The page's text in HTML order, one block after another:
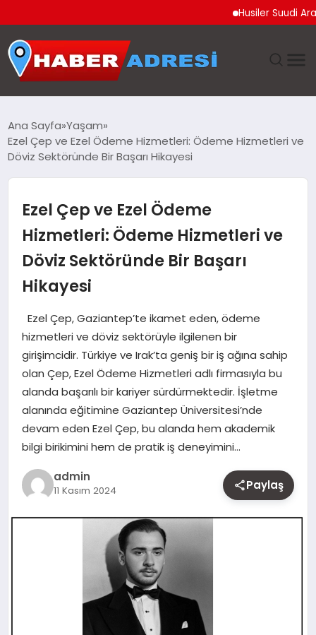
Husiler Suudi
GÜNDEM
EKONOMI
TEKNOLOJI
MAGAZIN
YAŞAM
OTOMOBIL
Ana Sayfa Yaşam
Ezel Çep ve Ezel Ödeme Hizmetleri: Ödeme Hizmetleri ve
Döviz Sektöründe Bir Başarı Hikayesi
Ezel Çep ve Ezel Ödeme
Hizmetleri: Ödeme Hizmetleri ve
Döviz Sektöründe Bir Başarı
Hikayesi
Ezel Çep, Gaziantep’te ikamet eden, ödeme
hizmetleri ve döviz sektörüyle ilgilenen bir
girişimcidir. Türkiye ve Irak’ta geniş bir iş ağına sahip
olan Çep, Ezel Ödeme Hizmetleri adlı firmasıyla bu
alanda başarılı bir kariyer sürdürmektedir. İşletme
alanında eğitimine Gaziantep Üniversitesi’nde
devam eden Ezel Çep, bu alanda hem akademik
bilgi birikimini hem de pratik iş deneyimini…
admin
11 Kasım 2024 Paylaş